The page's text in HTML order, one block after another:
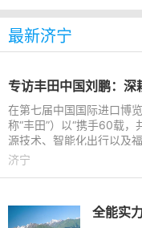
最新济宁
专访丰田中国刘鹏：深
在第七届中国国际进口博
称“丰田”）以“携手60载
源技术、智能化出行以及
勤生”，丰田此
济宁